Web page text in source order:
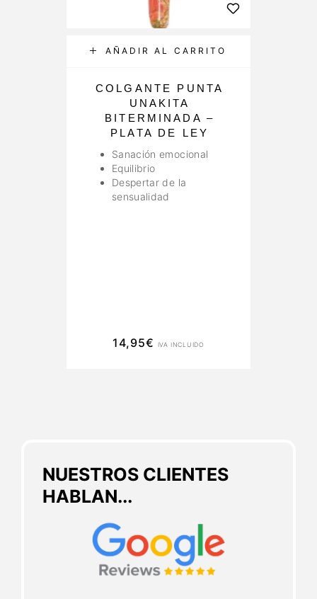
NUESTROS CLIENTES
HABLAN...
AÑADIR AL CARRITO
COLGANTE PUNTA
UNAKITA
BITERMINADA –
PLATA DE LEY
Sanación emocional
Equilibrio
Despertar de la
sensualidad
14,95€ IVA INCLUIDO